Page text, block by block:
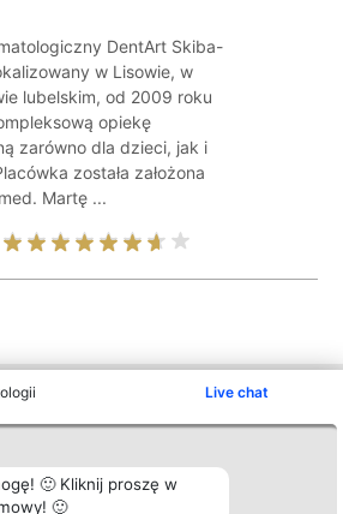
Live chat
🙂 Kliknij proszę w
🙂
DentArt Skiba-
w Lisowie, w
lubelskim, od 2009 roku
opiekę
zarówno dla dzieci, jak i
została założona
Martę ...
Plebiscyt
Laureaci
Kontakt